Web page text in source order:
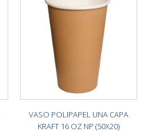
VASO POLIPAPEL UNA CAPA
KRAFT 16 OZ NP (50X20)